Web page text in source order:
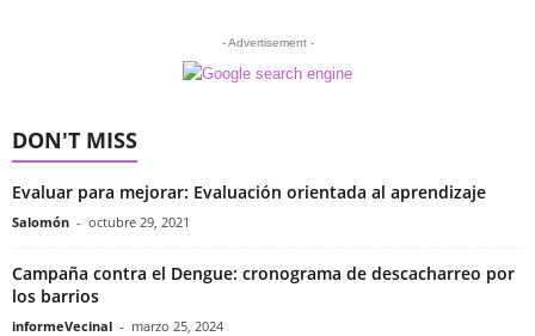
- Advertisement -
DON'T MISS
Evaluar para mejorar: Evaluación orientada al aprendizaje
Salomón - octubre 29, 2021
Campaña contra el Dengue: cronograma de descacharreo por
los barrios
informeVecinal - marzo 25, 2024